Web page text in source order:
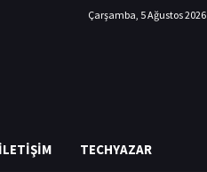
Çarşamba, 5 Ağustos 2026
TECHYAZAR